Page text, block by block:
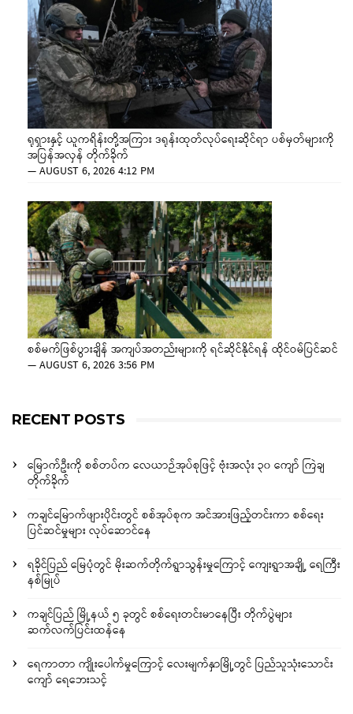
ရုရှားနှင့် ယူကရိန်းတို့အကြား ဒရုန်းထုတ်လုပ်ရေးဆိုင်ရာ ပစ်မှတ်များကို
အပြန်အလှန် တိုက်ခိုက်
—AUGUST 6, 2026 4:12 PM
စစ်မက်ဖြစ်ပွားချိန် အကျပ်အတည်းများကို ရင်ဆိုင်နိုင်ရန် ထိုင်ဝမ်ပြင်ဆင်
—AUGUST 6, 2026 3:56 PM
RECENT POSTS
မြောက်ဦးကို စစ်တပ်က လေယာဉ်အုပ်စုဖြင့် ဗုံးအလုံး ၃၀ ကျော် ကြဲချ
တိုက်ခိုက်
ကချင်မြောက်ဖျားပိုင်းတွင် စစ်အုပ်စုက အင်အားဖြည့်တင်းကာ စစ်ရေး
ပြင်ဆင်မှုများ လုပ်ဆောင်နေ
ရခိုင်ပြည် မြေပုံတွင် မိုးဆက်တိုက်ရွာသွန်းမှုကြောင့် ကျေးရွာအချို့ ရေကြီး
နစ်မြုပ်
ကချင်ပြည် မြို့နယ် ၅ ခုတွင် စစ်ရေးတင်းမာနေပြီး တိုက်ပွဲများ
ဆက်လက်ပြင်းထန်နေ
ရေကာတာ ကျိုးပေါက်မှုကြောင့် လေးမျက်နှာမြို့တွင် ပြည်သူသုံးသောင်း
ကျော် ရေဘေးသင့်